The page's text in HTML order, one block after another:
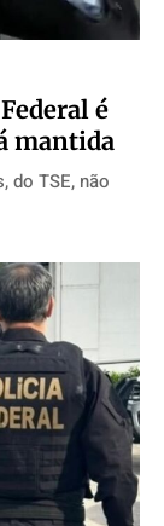
é
mantida
do TSE, não